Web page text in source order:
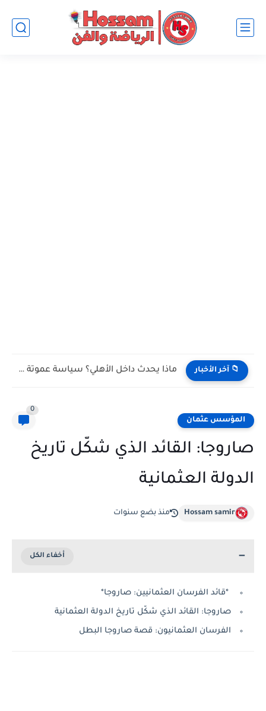
📁 آخر الأخبار ماذا يحدث داخل الأهلي؟ سياسة عموتة الجديدة تثير الجدل بعد...
المؤسس عثمان
0
صاروجا: القائد الذي شكّل تاريخ
الدولة العثمانية
Hossam samir منذ بضع سنوات
*قائد الفرسان العثمانيين: صاروجا*
صاروجا: القائد الذي شكّل تاريخ الدولة العثمانية
الفرسان العثمانيون: قصة صاروجا البطل